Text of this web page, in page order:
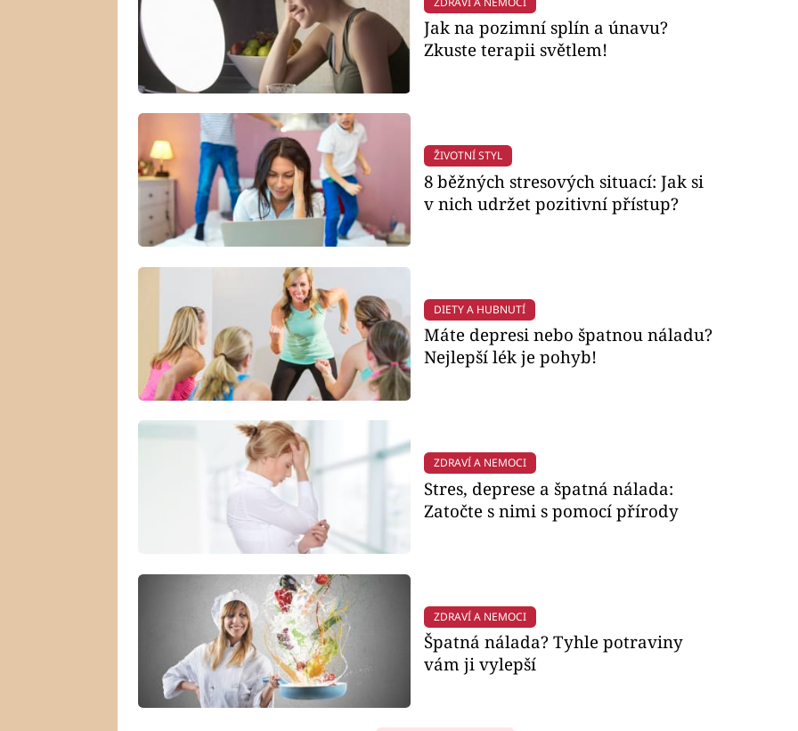
Jak na pozimní splín a únavu?
Zkuste terapii světlem!
ŽIVOTNÍ STYL
8 běžných stresových situací: Jak si
v nich udržet pozitivní přístup?
DIETY A HUBNUTÍ
Máte depresi nebo špatnou náladu?
Nejlepší lék je pohyb!
ZDRAVÍ A NEMOCI
Stres, deprese a špatná nálada:
Zatočte s nimi s pomocí přírody
ZDRAVÍ A NEMOCI
Špatná nálada? Tyhle potraviny
vám ji vylepší